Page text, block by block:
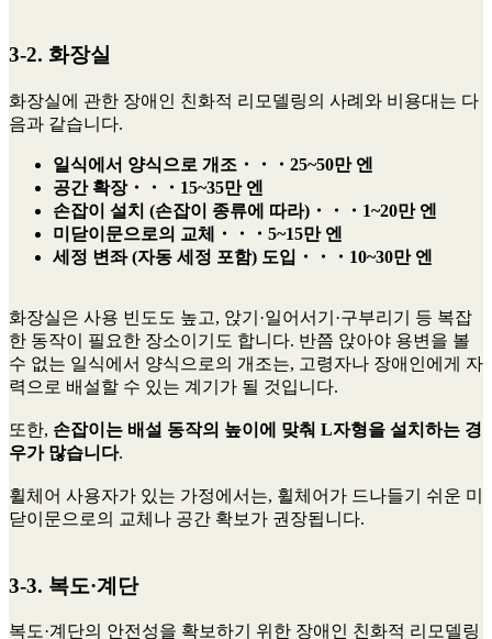
3-2. 화장실
화장실에 관한 장애인 친화적 리모델링의 사례와 비용대는 다
음과 같습니다.
일식에서 양식으로 개조・・・25~50만 엔
공간 확장・・・15~35만 엔
손잡이 설치 (손잡이 종류에 따라)・・・1~20만 엔
미닫이문으로의 교체・・・5~15만 엔
세정 변좌 (자동 세정 포함) 도입・・・10~30만 엔
화장실은 사용 빈도도 높고, 앉기·일어서기·구부리기 등 복잡
한 동작이 필요한 장소이기도 합니다. 반쯤 앉아야 용변을 볼
수 없는 일식에서 양식으로의 개조는, 고령자나 장애인에게 자
력으로 배설할 수 있는 계기가 될 것입니다.
또한, 손잡이는 배설 동작의 높이에 맞춰 L자형을 설치하는 경
우가 많습니다.
휠체어 사용자가 있는 가정에서는, 휠체어가 드나들기 쉬운 미
닫이문으로의 교체나 공간 확보가 권장됩니다.
3-3. 복도·계단
복도·계단의 안전성을 확보하기 위한 장애인 친화적 리모델링